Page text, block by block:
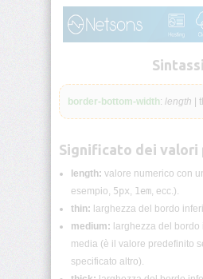
Unità
Funzioni
CSS
Browser
CSS
Commenti
Sintassi
border-bottom-width: length |
Significato dei valori
length: valore numerico con
esempio, 5px, 1em, ecc.).
thin: larghezza del bordo
medium: larghezza del
media (è il valore predefinito
specificato altro).